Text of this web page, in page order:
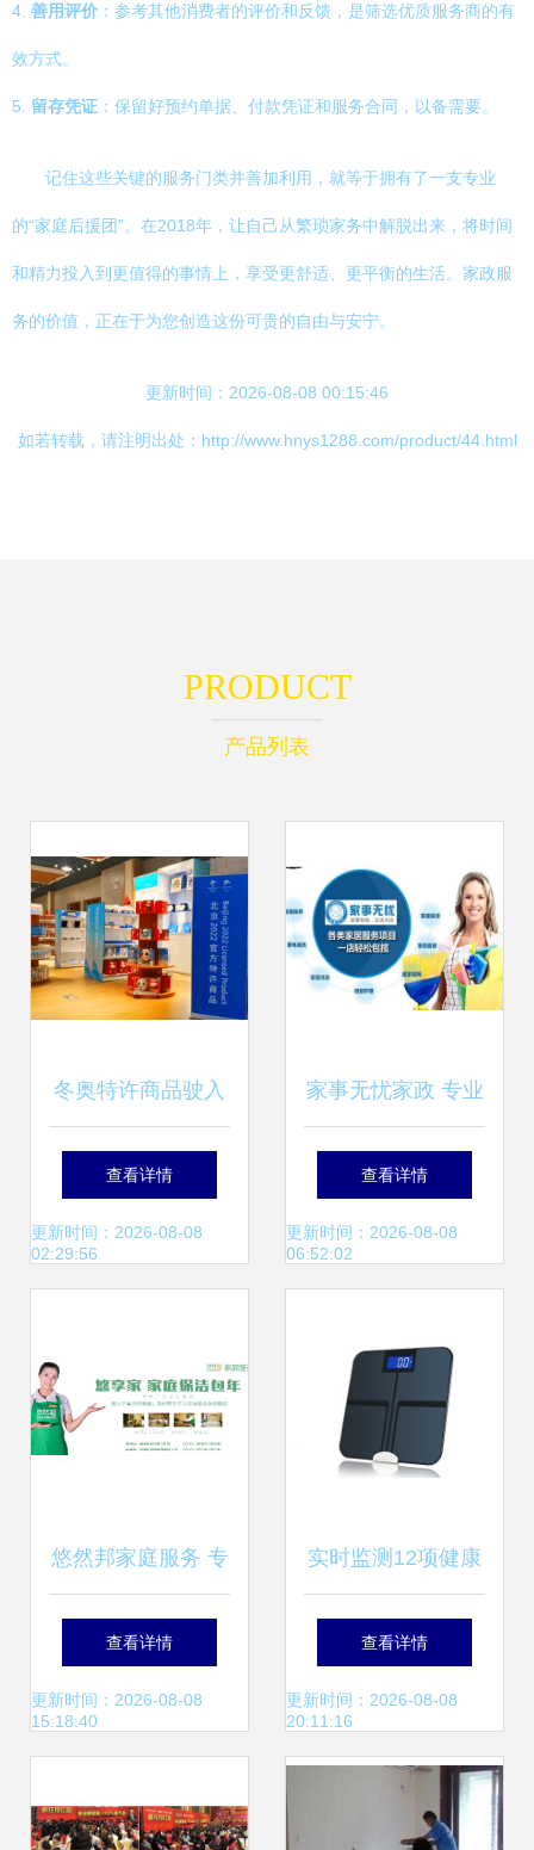
4. 善用评价 ：参考其他消费者的评价和反馈，是筛选优质服务商的有
效方式。
5. 留存凭证 ：保留好预约单据、付款凭证和服务合同，以备需要。
记住这些关键的服务门类并善加利用，就等于拥有了一支专业
的“家庭后援团”。在2018年，让自己从繁琐家务中解脱出来，将时间
和精力投入到更值得的事情上，享受更舒适、更平衡的生活。家政服
务的价值，正在于为您创造这份可贵的自由与安宁。
更新时间：2026-08-08 00:15:46
如若转载，请注明出处：http://www.hnys1288.com/product/44.html
PRODUCT
产品列表
冬奥特许商品驶入
高速服务区 家庭服
务新窗口
查看详情
更新时间：2026-08-08
02:29:56
家事无忧家政 专业
家政服务，打造温
馨整洁的居家环境
查看详情
更新时间：2026-08-08
06:52:02
悠然邦家庭服务 专
业与温度并存的家
庭生活解决方案
查看详情
更新时间：2026-08-08
15:18:40
实时监测12项健康
指标 欧美家庭健康
产品的火爆与未来
趋势
查看详情
更新时间：2026-08-08
20:11:16